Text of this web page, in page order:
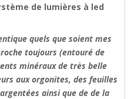
de lumières à led
quels que soient mes
toujours (entouré de
minéraux de très belle
aux orgonites, des feuilles
ainsi que de de la